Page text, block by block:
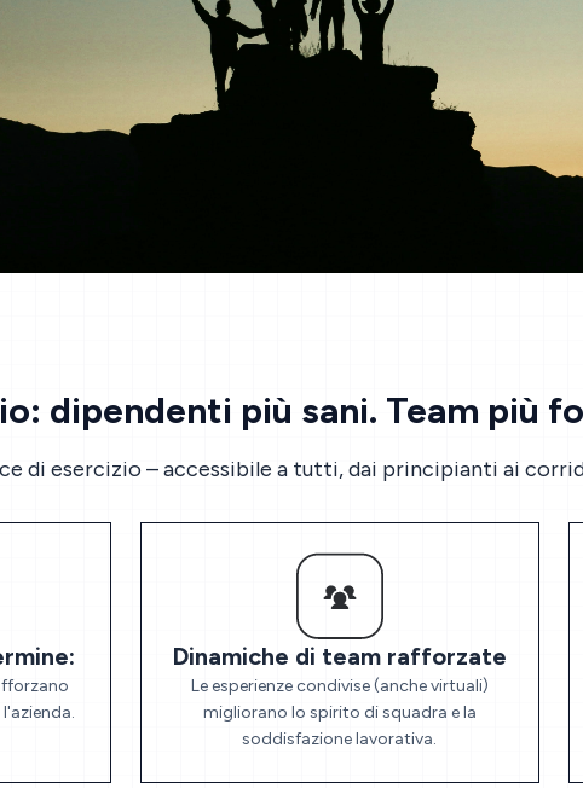
dipendenti più sani. Team più
di esercizio – accessibile a tutti, dai principianti ai
Dinamiche di team rafforzate
Le esperienze condivise (anche virtuali)
migliorano lo spirito di squadra e la
soddisfazione lavorativa.